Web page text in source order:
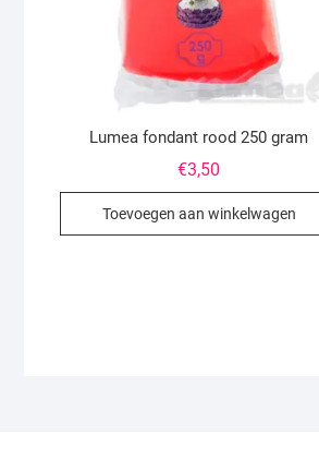
Lumea fondant rood 250 gram
€3,50
Toevoegen aan winkelwagen